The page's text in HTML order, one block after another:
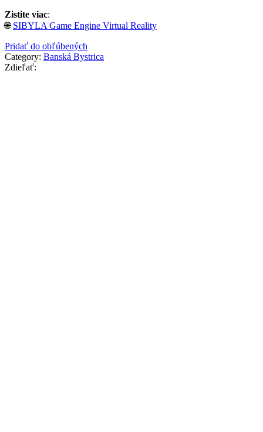
Zistite viac:
🌐SIBYLA Game Engine Virtual Reality
Pridať do obľúbených
Category: Banská Bystrica
Zdieľať: